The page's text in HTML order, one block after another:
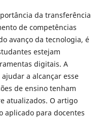
da transferência
de competências
avanço da tecnologia, é
estejam
digitais. A
a alcançar esse
de ensino tenham
atualizados. O artigo
aplicado para docentes